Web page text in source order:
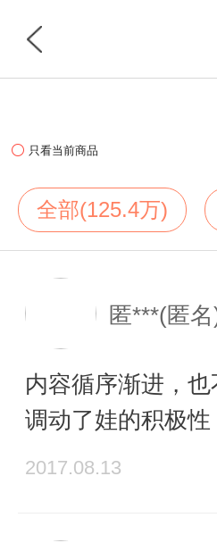
只看当前商品
全部(125.4万)
匿***(匿名
内容循序渐进，
调动了娃的积极性
2017.08.13